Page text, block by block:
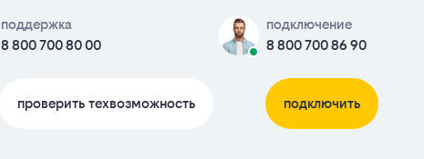
поддержка
8 800 700 80 00
подключение
8 800 700 86 90
проверить техвозможность подключить